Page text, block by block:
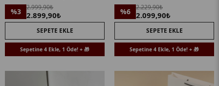
%3 2.999,90₺
2.899,90₺
SEPETE EKLE
Sepetine 4 Ekle, 1 Öde! + 🎁
%6 2.229,90₺
2.099,90₺
SEPETE EKLE
Sepetine 4 Ekle, 1 Öde! + 🎁